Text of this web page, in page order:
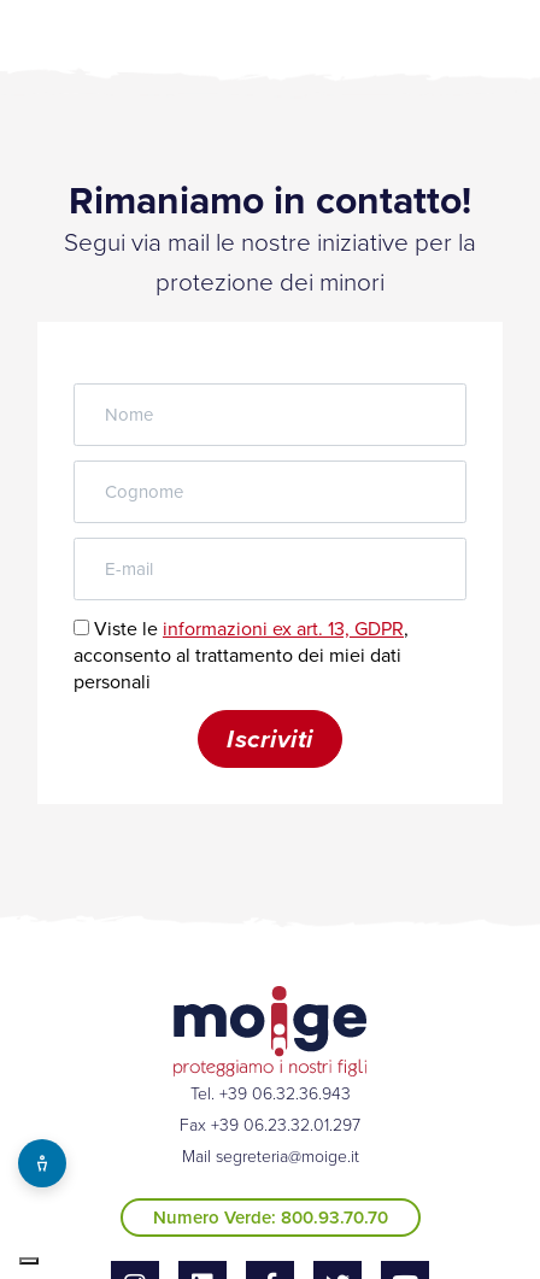
Rimaniamo in contatto!
Segui via mail le nostre iniziative per la
protezione dei minori
Tel. +39 06.32.36.943
Fax +39 06.23.32.01.297
Mail segreteria@moige.it
Numero Verde: 800.93.70.70